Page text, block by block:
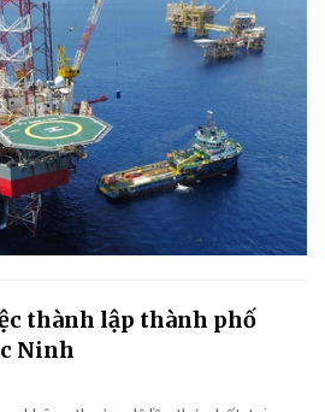
thành lập thành phố
Ninh